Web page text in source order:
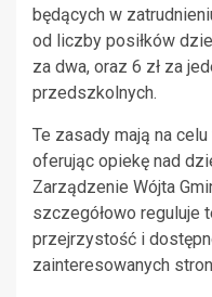
będących w
od liczby posiłków
za dwa, oraz 6 zł za
przedszkolnych.
Te zasady mają na
oferując opiekę nad
Zarządzenie Wójta
szczegółowo reguluje
przejrzystość i
zainteresowanych